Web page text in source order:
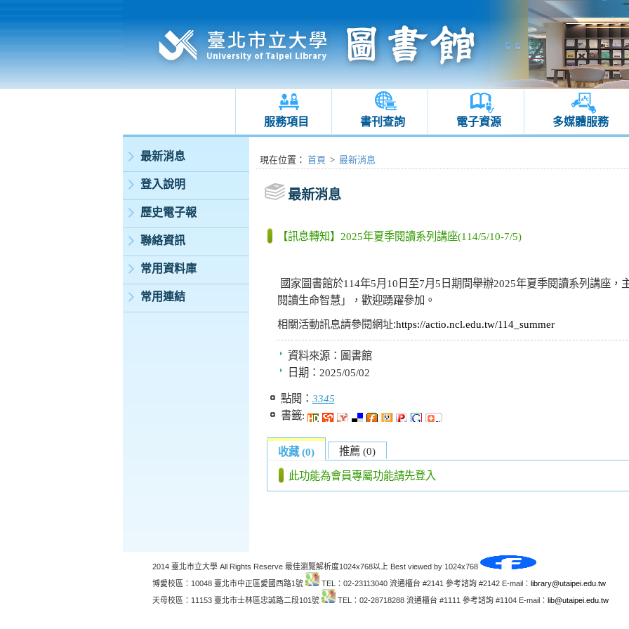
服務項目 書刊查詢 電子資源 多媒體服務
:::
最新消息
登入說明
歷史電子報
聯絡資訊
常用資料庫
常用連結
:::現在位置 ： 首頁 > 最新消息
最新消息
【訊息轉知】2025年夏季閱讀系列講座(114/5/10-7/5)
國家圖書館於114年5月 10 日至7月 5 日期間舉辦2025年夏季閱讀系列講座，
閱讀生命智慧」，歡迎踴躍參加。
相關活動訊息請參閱網址:https://actio.ncl.edu.tw/114_summer
資料來源： 圖書館
日期： 2025/05/02
點閱： 3345
書籤:
收藏 (0) 推薦 (0)
此功能為會員專屬功能請先登入
2014 臺北市立大學 All Rights Reserve 最佳瀏覽解析度1024x768以上 Best viewed by 1024x768
博愛校區：10048 臺北市中正區愛國西路1號
TEL：02-23113040 流通櫃台 #2141 參考諮詢 #2142 E-mail： library@utaipei.edu.tw
天母校區：11153 臺北市士林區忠誠路二段101號
TEL：02-28718288 流通櫃台 #1111 參考諮詢 #1104 E-mail： lib@utaipei.edu.tw